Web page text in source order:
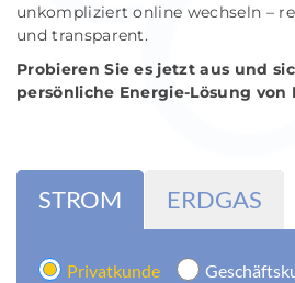
unkompliziert online wechseln –
und transparent.
Probieren Sie es jetzt aus und
persönliche Energie-Lösung